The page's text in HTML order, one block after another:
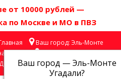
от 10000 рублей —
по Москве и МО в ПВЗ
Ваш город: Эль-Монте
Ваш город —Эль-Монте
Угадали?
почта
Личный кабинет
Доставка